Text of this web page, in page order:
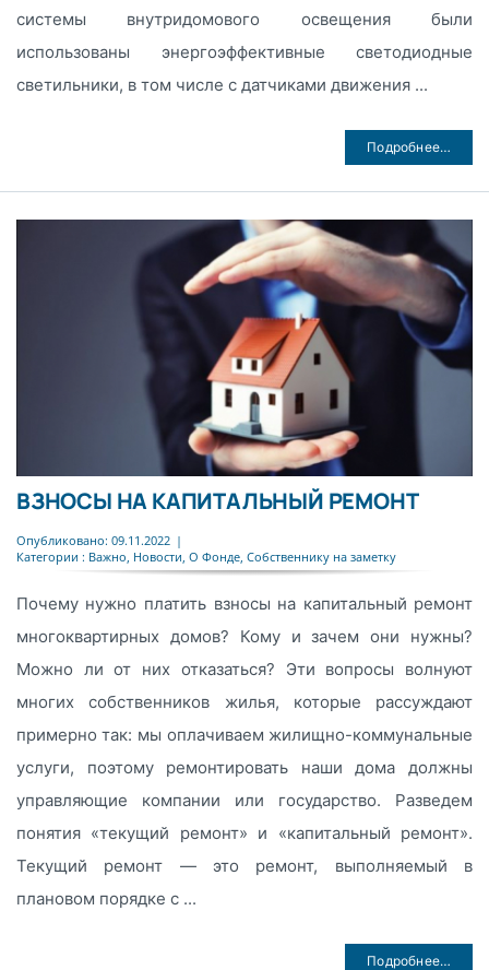
системы внутридомового освещения были
использованы энергоэффективные светодиодные
светильники, в том числе с датчиками движения ...
Подробнее…
ВЗНОСЫ НА КАПИТАЛЬНЫЙ РЕМОНТ
Опубликовано: 09.11.2022 |
Категории : Важно Новости О Фонде, Собственнику на заметку
Почему нужно платить взносы на капитальный ремонт
многоквартирных домов? Кому и зачем они нужны?
Можно ли от них отказаться? Эти вопросы волнуют
многих собственников жилья, которые рассуждают
примерно так: мы оплачиваем жилищно-коммунальные
услуги, поэтому ремонтировать наши дома должны
управляющие компании или государство. Разведем
понятия «текущий ремонт» и «капитальный ремонт».
Текущий ремонт — это ремонт, выполняемый в
плановом порядке с ...
Подробнее…